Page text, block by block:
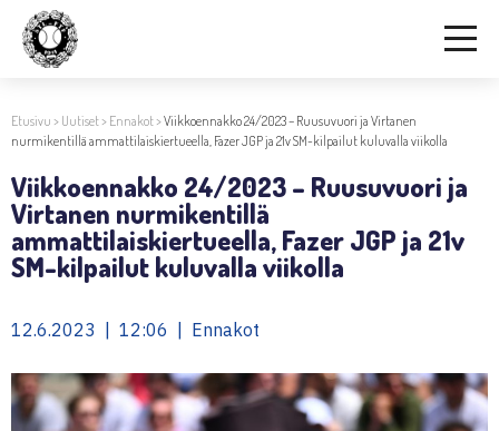
Etusivu > Uutiset> Ennakot>Viikkoennakko 24/2023 – Ruusuvuori ja Virtanen
nurmikentillä ammattilaiskiertueella, Fazer JGP ja 21v SM-kilpailut kuluvalla viikolla
Viikkoennakko 24/2023 – Ruusuvuori ja
Virtanen nurmikentillä
ammattilaiskiertueella, Fazer JGP ja 21v
SM-kilpailut kuluvalla viikolla
12.6.2023 | 12:06 | Ennakot